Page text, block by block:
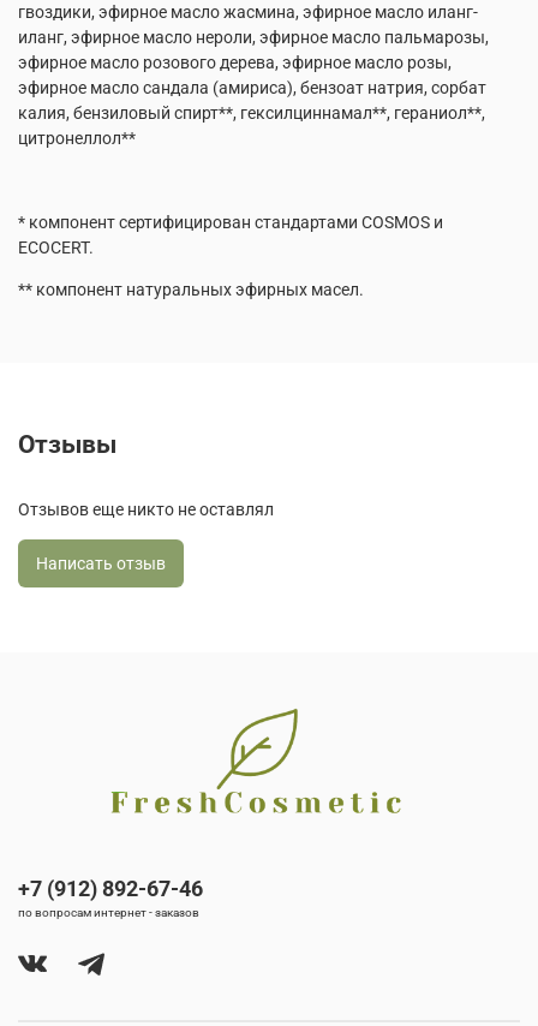
гвоздики, эфирное масло жасмина, эфирное масло иланг-
иланг, эфирное масло нероли, эфирное масло пальмарозы,
эфирное масло розового дерева, эфирное масло розы,
эфирное масло сандала (амириса), бензоат натрия, сорбат
калия, бензиловый спирт**, гексилциннамал**, гераниол**,
цитронеллол**
* компонент сертифицирован стандартами COSMOS и
ECOCERT.
** компонент натуральных эфирных масел.
Отзывы
Отзывов еще никто не оставлял
Написать отзыв
+7 (912) 892-67-46
по вопросам интернет - заказов